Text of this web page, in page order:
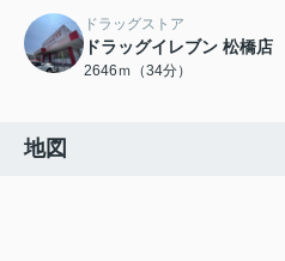
ドラッグストア
ドラッグイレブン 松橋店
2646ｍ（34分）
地図